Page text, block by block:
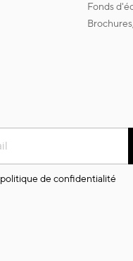
fonds
politique de confidentialité